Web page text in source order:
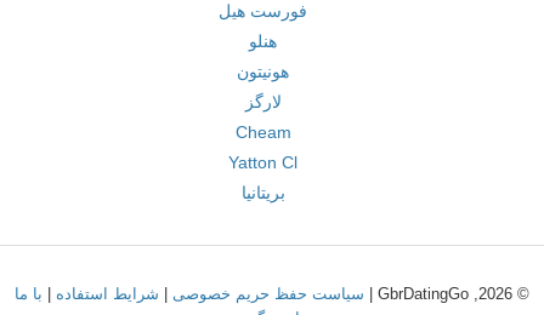
فورست هیل
هنلو
هونیتون
لارگز
Cheam
Yatton Cl
بریتانیا
© 2026, GbrDatingGo | سیاست حفظ حریم خصوصی شرایط استفاده
با ما